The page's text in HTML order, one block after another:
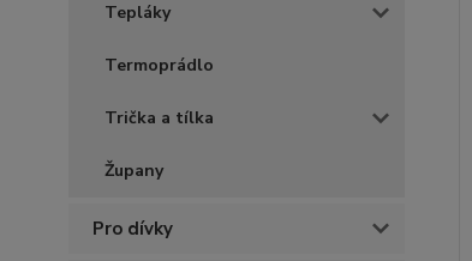
Tepláky
Termoprádlo
Trička a tílka
Župany
Pro dívky